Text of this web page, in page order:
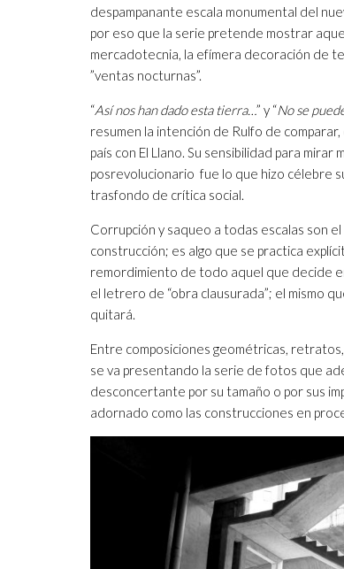
despampanante escala monumental del
por eso que la serie pretende mostrar
mercadotecnia, la efímera decoración de
”ventas nocturnas”.
“Así nos han dado esta tierra…” y “No se
resumen la intención de Rulfo de
país con El Llano. Su sensibilidad para mirar
posrevolucionario fue lo que hizo célebre
trasfondo de crítica social.
Corrupción y saqueo a todas escalas son
construcción; es algo que se practica
remordimiento de todo aquel que decide
el letrero de “obra clausurada”; el mismo
quitará.
Entre composiciones geométricas,
se va presentando la serie de fotos que
desconcertante por su tamaño o por sus
adornado como las construcciones en